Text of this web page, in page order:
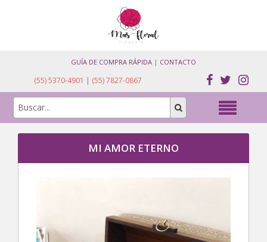
GUÍA DE COMPRA RÁPIDA | CONTACTO
(55) 5370-4901 | (55) 7827-0867
MI AMOR ETERNO